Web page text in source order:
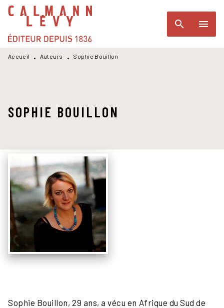
MENU RECHERCHE
PIED DE PAGE
search menu
Accueil • Auteurs • Sophie Bouillon
SOPHIE BOUILLON
Sophie Bouillon, 29 ans, a vécu en Afrique du Sud de